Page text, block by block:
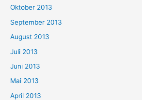
Oktober 2013
September 2013
August 2013
Juli 2013
Juni 2013
Mai 2013
April 2013